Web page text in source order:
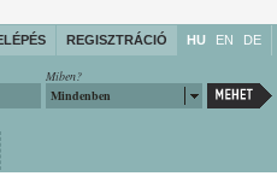
REGISZTRÁCIÓ HU EN DE
Miben?
Mindenben